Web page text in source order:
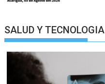
SALUD Y TECNOLOGIA